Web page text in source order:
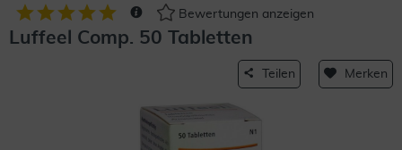
Bewertungen anzeigen
Luffeel Comp. 50 Tabletten
Teilen Merken